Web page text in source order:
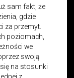
sam fakt, że
gdzie
za przemyt.
poziomach,
we
swoją
na stosunki
z